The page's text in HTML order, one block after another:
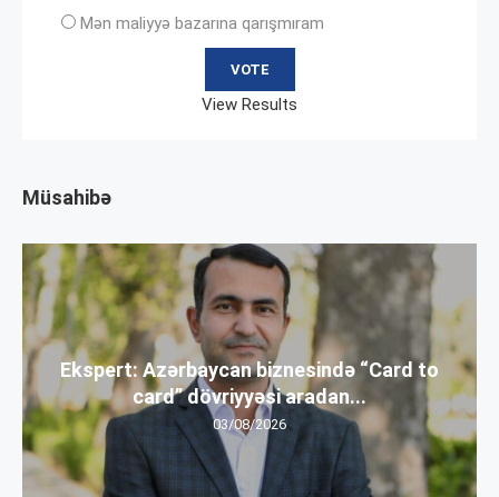
Mən maliyyə bazarına qarışmıram
View Results
Müsahibə
Ekspert: Azərbaycan biznesində “Card to
card” dövriyyəsi aradan...
03/08/2026